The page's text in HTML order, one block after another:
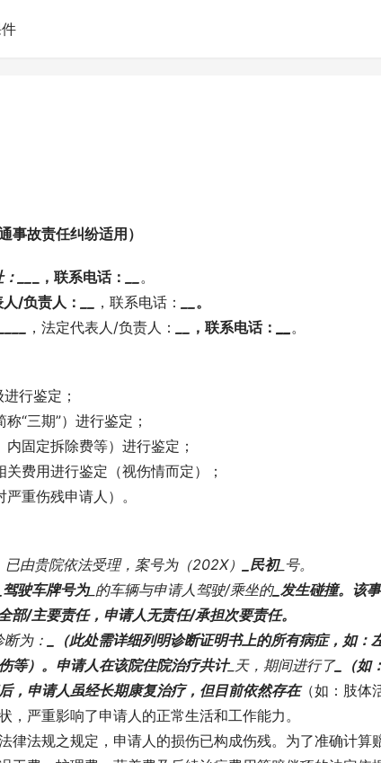
事故责任纠纷适用）
_，联系电话：
。
人/负责人： ，联系电话：
。
，法定代表人/负责人： ，联系电话： 。
行鉴定；
“三期”）进行鉴定；
固定拆除费等）进行鉴定；
费用进行鉴定（视伤情而定）；
重伤残申请人）。
由贵院依法受理，案号为（202X） _民初_号。
_驾驶车牌号为_的车辆与申请人驾驶/乘坐的_发生碰撞。该
部/主要责任，申请人无责任/承担次要责任。
为：
_（此处需详细列明诊断证明书上的所有病症，如：
等）。申请人在该院住院治疗共计_天，期间进行了_（如
，申请人虽经长期康复治疗，但目前依然存在（如：肢体
严重影响了申请人的正常生活和工作能力。
律法规之规定，申请人的损伤已构成伤残。为了准确计算